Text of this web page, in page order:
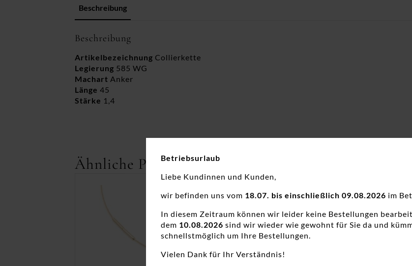
Beschreibung
Beschreibung
Artikelbezeichnung Collierkette
Legierung 585 WG
Machart Anker
Länge 45
Stärke 1,4
Ähnliche Produkte
Betriebsurlaub
Liebe Kundinnen und Kunden,
wir befinden uns vom 18.07. bis einschließlich 09.08.2026 im
In diesem Zeitraum können wir leider keine Bestellungen
dem 10.08.2026 sind wir wieder wie gewohnt für Sie da und
schnellstmöglich um Ihre Bestellungen.
Vielen Dank für Ihr Verständnis!